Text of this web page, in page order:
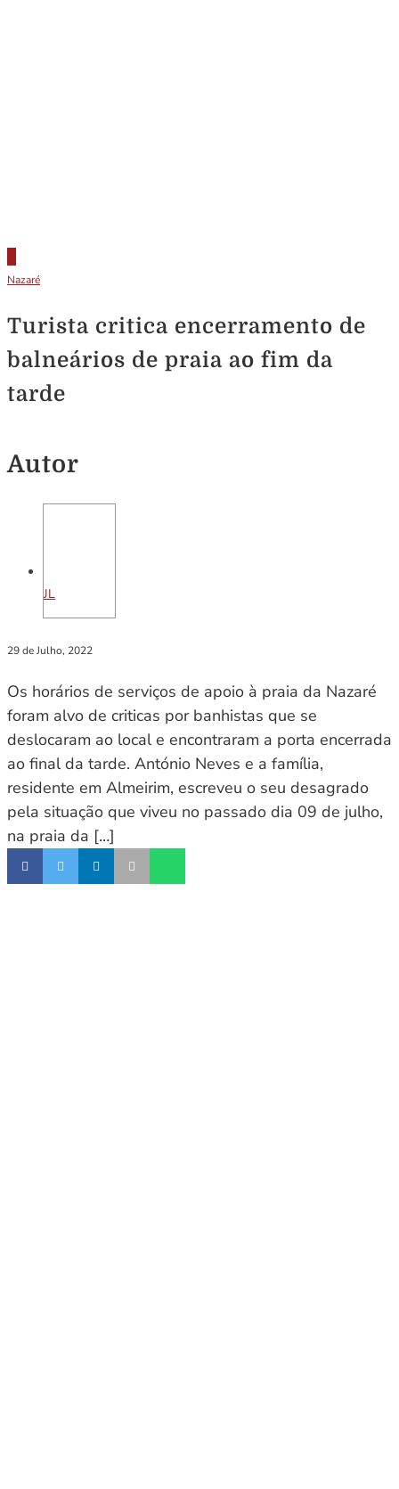
Nazaré
Turista critica encerramento de
balneários de praia ao fim da
tarde
Autor
JL
29 de Julho, 2022
Os horários de serviços de apoio à praia da Nazaré
foram alvo de criticas por banhistas que se
deslocaram ao local e encontraram a porta encerrada
ao final da tarde. António Neves e a família,
residente em Almeirim, escreveu o seu desagrado
pela situação que viveu no passado dia 09 de julho,
na praia da […]